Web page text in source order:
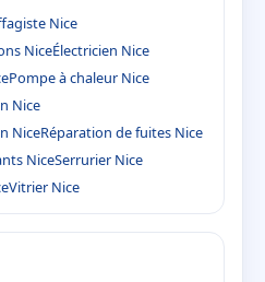
Nice
NiceÉlectricien Nice
Pompe à chaleur Nice
Nice
NiceRéparation de fuites Nice
NiceSerrurier Nice
Vitrier Nice